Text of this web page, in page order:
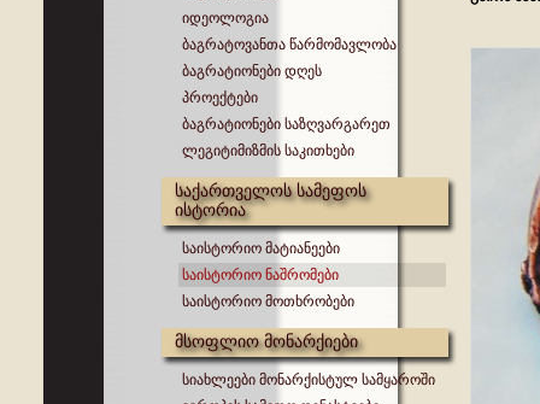
იდეოლოგია
ბაგრატოვანთა წარმომავლობა
ბაგრატიონები დღეს
პროექტები
ბაგრატიონები საზღვარგარეთ
ლეგიტიმიზმის საკითხები
საქართველოს სამეფოს
ისტორია
საისტორიო მატიანეები
საისტორიო ნაშრომები
საისტორიო მოთხრობები
მსოფლიო მონარქიები
სიახლეები მონარქისტულ სამყაროში